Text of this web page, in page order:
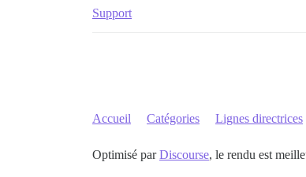
Support
Accueil Catégories Lignes directrices
Optimisé parDiscourse, le rendu est